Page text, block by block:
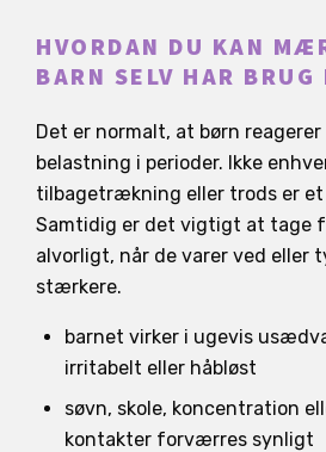
HVORDAN DU KAN
BARN SELV HAR
Det er normalt, at børn
belastning i perioder. Ikke
tilbagetrækning eller trods er et
Samtidig er det vigtigt at tage
alvorligt, når de varer ved eller
stærkere.
barnet virker i ugevis
irritabelt eller håbløst
søvn, skole, koncentration
kontakter forværres synligt